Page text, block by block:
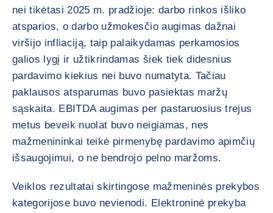
nei tikėtasi 2025 m. pradžioje: darbo rinkos išliko
atsparios, o darbo užmokesčio augimas dažnai
viršijo infliaciją, taip palaikydamas perkamosios
galios lygį ir užtikrindamas šiek tiek didesnius
pardavimo kiekius nei buvo numatyta. Tačiau
paklausos atsparumas buvo pasiektas maržų
sąskaita. EBITDA augimas per pastaruosius trejus
metus beveik nuolat buvo neigiamas, nes
mažmenininkai teikė pirmenybę pardavimo apimčių
išsaugojimui, o ne bendrojo pelno maržoms.
Veiklos rezultatai skirtingose mažmeninės prekybos
kategorijose buvo nevienodi. Elektroninė prekyba